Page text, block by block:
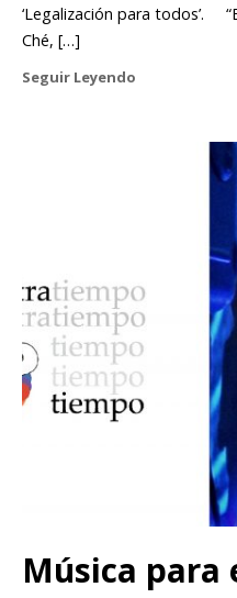
‘Legalización para todos’.
Ché, […]
Seguir Leyendo
Música para